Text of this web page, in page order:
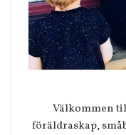
Välkommen
föräldraskap,